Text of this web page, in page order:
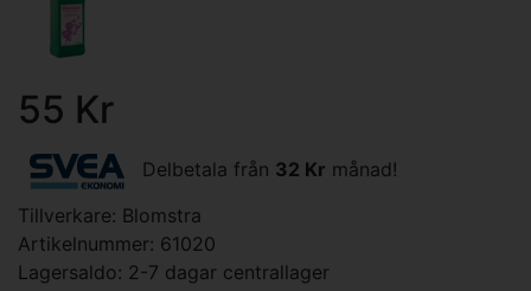
55 Kr
Delbetala från 32 Kr månad!
Tillverkare: Blomstra
Artikelnummer: 61020
Lagersaldo: 2-7 dagar centrallager